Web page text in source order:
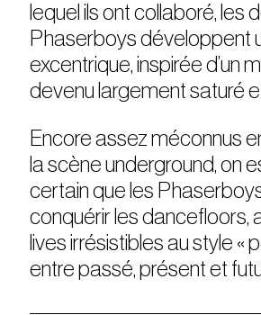
lequel ils ont collaboré, les
Phaserboys développent
excentrique, inspirée d’un
devenu largement saturé
Encore assez méconnus
la scène underground, on
certain que les
conquérir les dancefloors,
lives irrésistibles au style «
entre passé, présent et